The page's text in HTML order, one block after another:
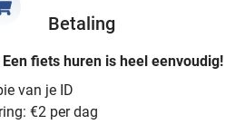
Betaling
Een fiets huren is heel eenvoudig!
van je ID
€2 per dag